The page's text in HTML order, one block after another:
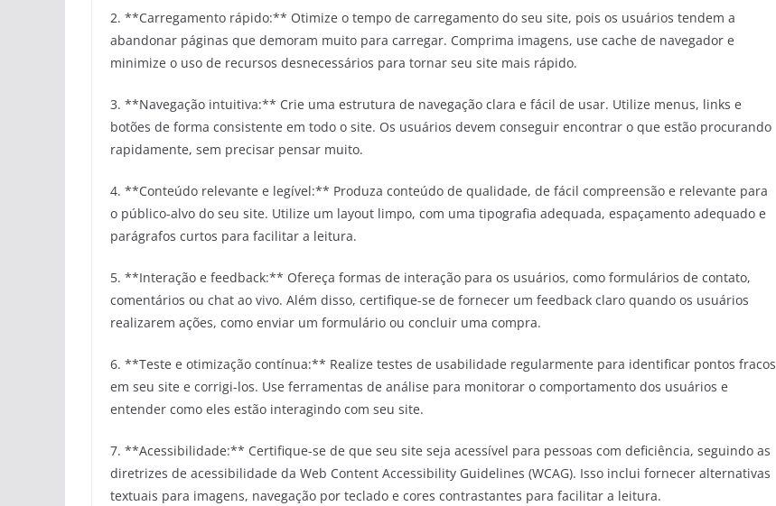
2. **Carregamento rápido:** Otimize o tempo de carregamento do seu site, pois os usuários tendem a
abandonar páginas que demoram muito para carregar. Comprima imagens, use cache de navegador e
minimize o uso de recursos desnecessários para tornar seu site mais rápido.
3. **Navegação intuitiva:** Crie uma estrutura de navegação clara e fácil de usar. Utilize menus, links e
botões de forma consistente em todo o site. Os usuários devem conseguir encontrar o que estão procurando
rapidamente, sem precisar pensar muito.
4. **Conteúdo relevante e legível:** Produza conteúdo de qualidade, de fácil compreensão e relevante para
o público-alvo do seu site. Utilize um layout limpo, com uma tipografia adequada, espaçamento adequado e
parágrafos curtos para facilitar a leitura.
5. **Interação e feedback:** Ofereça formas de interação para os usuários, como formulários de contato,
comentários ou chat ao vivo. Além disso, certifique-se de fornecer um feedback claro quando os usuários
realizarem ações, como enviar um formulário ou concluir uma compra.
6. **Teste e otimização contínua:** Realize testes de usabilidade regularmente para identificar pontos fracos
em seu site e corrigi-los. Use ferramentas de análise para monitorar o comportamento dos usuários e
entender como eles estão interagindo com seu site.
7. **Acessibilidade:** Certifique-se de que seu site seja acessível para pessoas com deficiência, seguindo as
diretrizes de acessibilidade da Web Content Accessibility Guidelines (WCAG). Isso inclui fornecer alternativas
textuais para imagens, navegação por teclado e cores contrastantes para facilitar a leitura.